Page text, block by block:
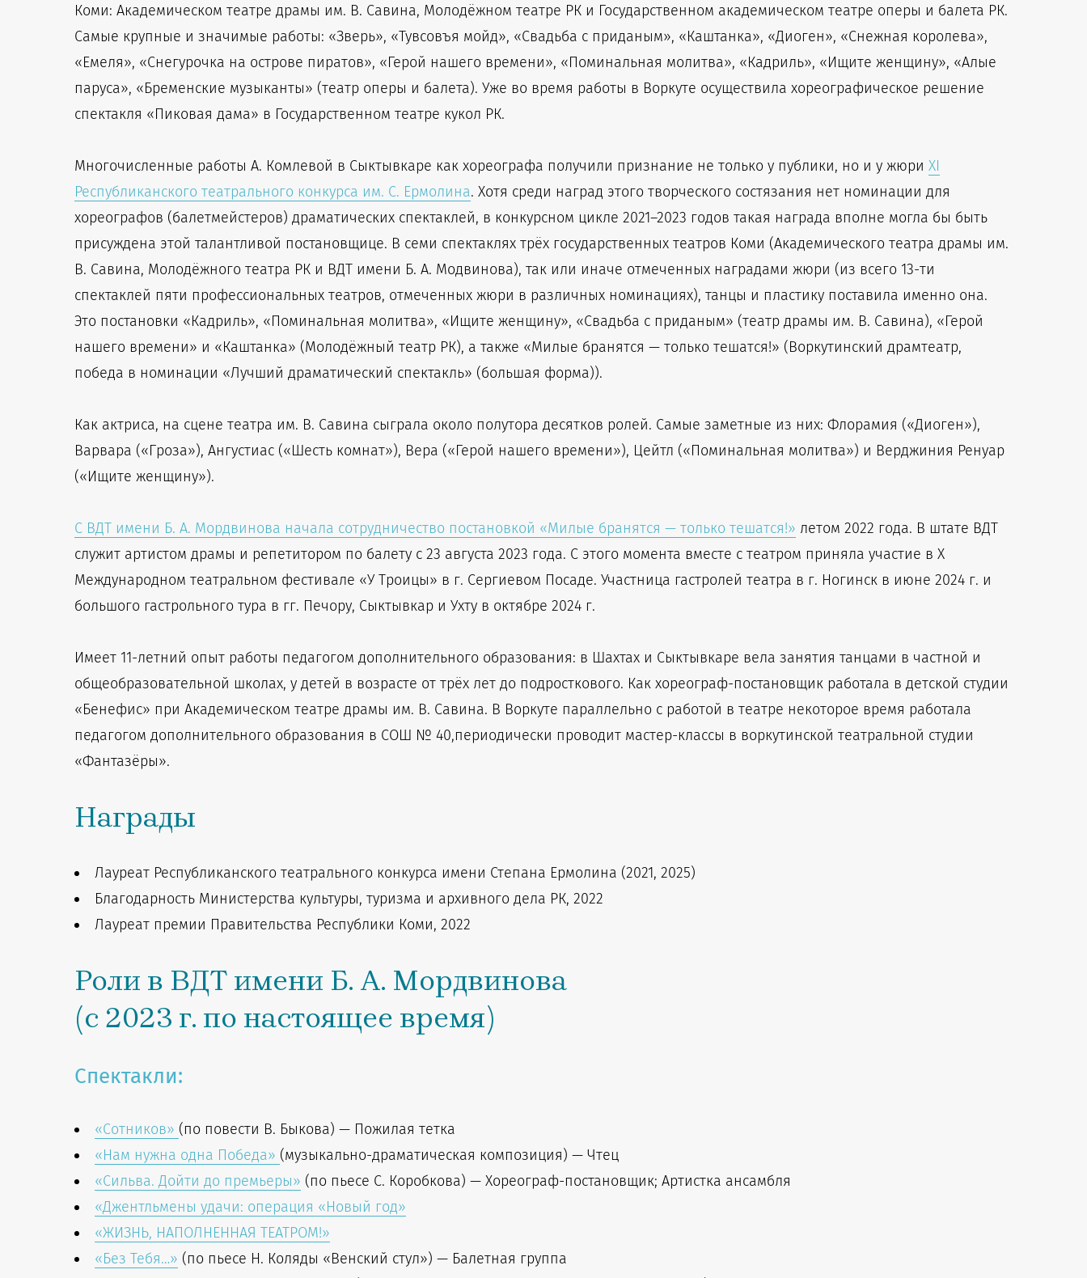
Коми: Академическом театре драмы им. В. Савина, Молодёжном театре РК и Государственном академическом театре оперы и балета РК.
Самые крупные и значимые работы: «Зверь», «Тувсовъя мойд», «Свадьба с приданым», «Каштанка», «Диоген», «Снежная королева»,
«Емеля», «Снегурочка на острове пиратов», «Герой нашего времени», «Поминальная молитва», «Кадриль», «Ищите женщину», «Алые
паруса», «Бременские музыканты» (театр оперы и балета). Уже во время работы в Воркуте осуществила хореографическое решение
спектакля «Пиковая дама» в Государственном театре кукол РК.
Многочисленные работы А. Комлевой в Сыктывкаре как хореографа получили признание не только у публики, но и у жюри ХI
Республиканского театрального конкурса им. С. Ермолина. Хотя среди наград этого творческого состязания нет номинации для
хореографов (балетмейстеров) драматических спектаклей, в конкурсном цикле 2021–2023 годов такая награда вполне могла бы быть
присуждена этой талантливой постановщице. В семи спектаклях трёх государственных театров Коми (Академического театра драмы им.
В. Савина, Молодёжного театра РК и ВДТ имени Б. А. Модвинова), так или иначе отмеченных наградами жюри (из всего 13-ти
спектаклей пяти профессиональных театров, отмеченных жюри в различных номинациях), танцы и пластику поставила именно она.
Это постановки «Кадриль», «Поминальная молитва», «Ищите женщину», «Свадьба с приданым» (театр драмы им. В. Савина), «Герой
нашего времени» и «Каштанка» (Молодёжный театр РК), а также «Милые бранятся — только тешатся!» (Воркутинский драмтеатр,
победа в номинации «Лучший драматический спектакль» (большая форма)).
Как актриса, на сцене театра им. В. Савина сыграла около полутора десятков ролей. Самые заметные из них: Флорамия («Диоген»),
Варвара («Гроза»), Ангустиас («Шесть комнат»), Вера («Герой нашего времени»), Цейтл («Поминальная молитва») и Верджиния Ренуар
(«Ищите женщину»).
С ВДТ имени Б. А. Мордвинова начала сотрудничество постановкой «Милые бранятся — только тешатся!» летом 2022 года. В штате ВДТ
служит артистом драмы и репетитором по балету с 23 августа 2023 года. С этого момента вместе с театром приняла участие в X
Международном театральном фестивале «У Троицы» в г. Сергиевом Посаде. Участница гастролей театра в г. Ногинск в июне 2024 г. и
большого гастрольного тура в гг. Печору, Сыктывкар и Ухту в октябре 2024 г.
Имеет 11-летний опыт работы педагогом дополнительного образования: в Шахтах и Сыктывкаре вела занятия танцами в частной и
общеобразовательной школах, у детей в возрасте от трёх лет до подросткового. Как хореограф-постановщик работала в детской студии
«Бенефис» при Академическом театре драмы им. В. Савина. В Воркуте параллельно с работой в театре некоторое время работала
педагогом дополнительного образования в СОШ № 40,периодически проводит мастер-классы в воркутинской театральной студии
«Фантазёры».
Награды
Лауреат Республиканского театрального конкурса имени Степана Ермолина (2021, 2025)
Благодарность Министерства культуры, туризма и архивного дела РК, 2022
Лауреат премии Правительства Республики Коми, 2022
Роли в ВДТ имени Б. А. Мордвинова
(с 2023 г. по настоящее время)
Спектакли:
«Сотников» (по повести В. Быкова) — Пожилая тетка
«Нам нужна одна Победа» (музыкально-драматическая композиция) — Чтец
«Сильва. Дойти до премьеры» (по пьесе С. Коробкова) — Хореограф-постановщик; Артистка ансамбля
«Джентльмены удачи: операция «Новый год»
«ЖИЗНЬ, НАПОЛНЕННАЯ ТЕАТРОМ!»
«Без Тебя…» (по пьесе Н. Коляды «Венский стул») — Балетная группа